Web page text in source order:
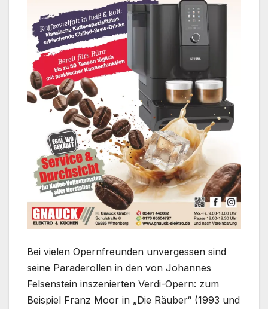
Bei vielen Opernfreunden unvergessen sind
seine Paraderollen in den von Johannes
Felsenstein inszenierten Verdi-Opern: zum
Beispiel Franz Moor in „Die Räuber“ (1993 und